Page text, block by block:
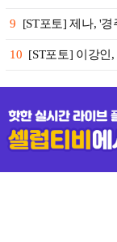
9 [ST포토] 제나, '경
10 [ST포토] 이강